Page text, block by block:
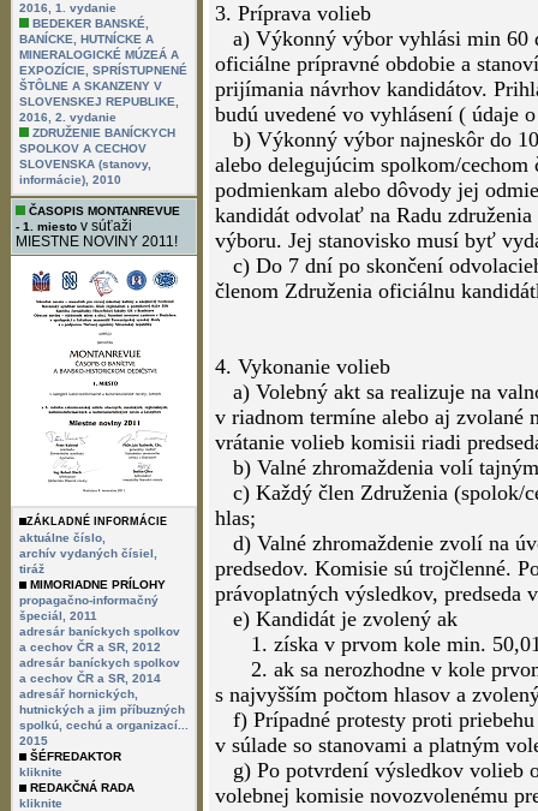
2016, 1. vydanie
BEDEKER BANSKÉ,
BANÍCKE, HUTNÍCKE A
MINERALOGICKÉ MÚZEÁ A
EXPOZÍCIE, SPRÍSTUPNENÉ
ŠTÔLNE A SKANZENY V
SLOVENSKEJ REPUBLIKE,
2016, 2. vydanie
ZDRUŽENIE BANÍCKYCH
SPOLKOV A CECHOV
SLOVENSKA (stanovy,
informácie), 2010
ČASOPIS MONTANREVUE
- 1. miesto v súťaži
MIESTNE NOVINY 2011!
ZÁKLADNÉ INFORMÁCIE
aktuálne číslo,
archív vydaných čísiel,
tiráž
MIMORIADNE PRÍLOHY
propagačno-informačný
špeciál, 2011
adresár baníckych spolkov
a cechov ČR a SR, 2012
adresár baníckych spolkov
a cechov ČR a SR, 2014
adresář hornických,
hutnických a jim příbuzných
spolkú, cechú a organizací...
2015
ŠÉFREDAKTOR
kliknite
REDAKČNÁ RADA
kliknite
3. Príprava volieb
a) Výkonný výbor vyhlási min 60
oficiálne prípravné obdobie a
prijímania návrhov kandidátov.
budú uvedené vo vyhlásení ( údaje
b) Výkonný výbor najneskôr do
alebo delegujúcim spolkom/
podmienkam alebo dôvody jej
kandidát odvolať na Radu
výboru. Jej stanovisko musí byť
c) Do 7 dní po skončení
členom Združenia oficiálnu
4. Vykonanie volieb
a) Volebný akt sa realizuje na
v riadnom termíne alebo aj zvolané
vrátanie volieb komisii riadi
b) Valné zhromaždenia volí
c) Každý člen Združenia (spolok/
hlas;
d) Valné zhromaždenie zvolí na
predsedov. Komisie sú trojčlenné.
právoplatných výsledkov, predseda
e) Kandidát je zvolený ak
1. získa v prvom kole min.
2. ak sa nerozhodne v kole
s najvyšším počtom hlasov a
f) Prípadné protesty proti
v súlade so stanovami a platným
g) Po potvrdení výsledkov volieb
volebnej komisie novozvolenému